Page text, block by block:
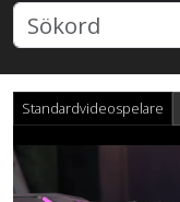
Standardvideospelare